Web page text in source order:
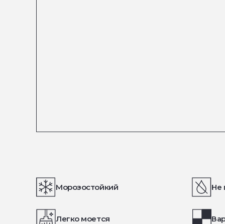
Морозостойкий Не
Легко моется